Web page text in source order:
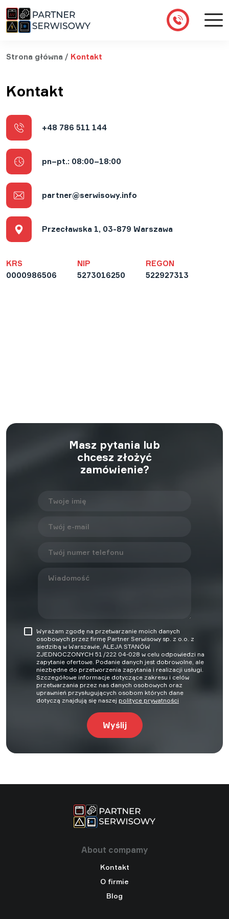
Strona główna / Kontakt
Kontakt
+48 786 511 144
pn–pt.: 08:00–18:00
partner@serwisowy.info
Przecławska 1, 03-879 Warszawa
KRS
0000986506
NIP
5273016250
REGON
522927313
Masz pytania lub
chcesz złożyć
zamówienie?
Wyrażam zgodę na przetwarzanie moich danych
osobowych przez firmę Partner Serwisowy sp. z o.o. z
siedzibą w Warszawie, ALEJA STANÓW
ZJEDNOCZONYCH 51 /222 04-028 w celu odpowiedzi na
zapytanie ofertowe. Podanie danych jest dobrowolne, ale
niezbędne do przetworzenia zapytania i realizacji usługi.
Szczegółowe informacje dotyczące zakresu i celów
przetwarzania przez nas danych osobowych oraz
uprawnień przysługujących osobom których dane
dotyczą znajdują się naszej polityce prywatności
About compamy
Kontakt
O firmie
Blog